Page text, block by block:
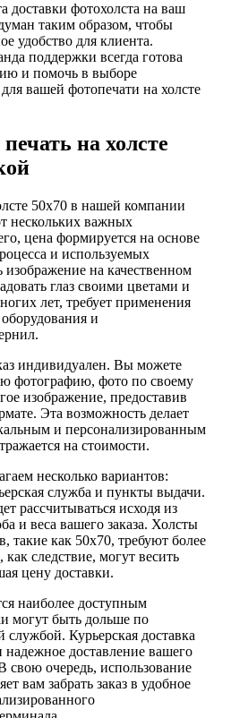
доставки фотохолста на ваш
таким образом, чтобы
удобство для клиента.
поддержки всегда готова
и помочь в выборе
вашей фотопечати на холсте
на холсте
50х70 в нашей компании
нескольких важных
цена формируется на основе
и используемых
изображение на качественном
глаз своими цветами и
лет, требует применения
и
индивидуален. Вы можете
фотографию, фото по своему
изображение, предоставив
Эта возможность делает
и персонализированным
на стоимости.
несколько вариантов:
служба и пункты выдачи.
рассчитываться исходя из
и веса вашего заказа. Холсты
такие как 50х70, требуют более
следствие, могут весить
цену доставки.
наиболее доступным
могут быть дольше по
службой. Курьерская доставка
надежное доставление вашего
свою очередь, использование
вам забрать заказ в удобное